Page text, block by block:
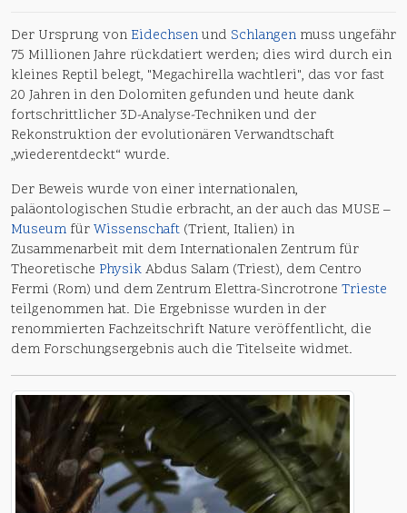
Der Ursprung von Eidechsenund Schlangen muss ungefähr
75 Millionen Jahre rückdatiert werden; dies wird durch ein
kleines Reptil belegt, "Megachirella wachtleri", das vor fast
20 Jahren in den Dolomiten gefunden und heute dank
fortschrittlicher 3D-Analyse-Techniken und der
Rekonstruktion der evolutionären Verwandtschaft
„wiederentdeckt“ wurde.
Der Beweis wurde von einer internationalen,
paläontologischen Studie erbracht, an der auch das MUSE –
Museum fürWissenschaft (Trient, Italien) in
Zusammenarbeit mit dem Internationalen Zentrum für
Theoretische PhysikAbdus Salam (Triest), dem Centro
Fermi (Rom) und dem Zentrum Elettra-Sincrotrone Trieste
teilgenommen hat. Die Ergebnisse wurden in der
renommierten Fachzeitschrift Nature veröffentlicht, die
dem Forschungsergebnis auch die Titelseite widmet.